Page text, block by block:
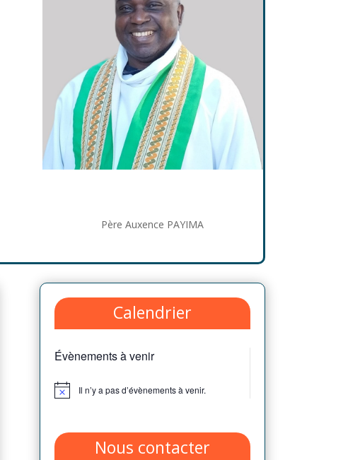
Père Auxence PAYIMA
Calendrier
Évènements à venir
Notice Il n’y a pas d’évènements à venir.
Nous contacter